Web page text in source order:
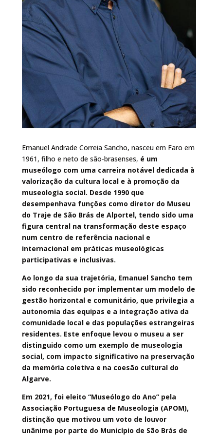
Emanuel Andrade Correia Sancho, nasceu em Faro em
1961, filho e neto de são-brasenses, é um
museólogo com uma carreira notável dedicada à
valorização da cultura local e à promoção da
museologia social. Desde 1990 que
desempenhava funções como diretor do Museu
do Traje de São Brás de Alportel, tendo sido uma
figura central na transformação deste espaço
num centro de referência nacional e
internacional em práticas museológicas
participativas e inclusivas.
Ao longo da sua trajetória, Emanuel Sancho tem
sido reconhecido por implementar um modelo de
gestão horizontal e comunitário, que privilegia a
autonomia das equipas e a integração ativa da
comunidade local e das populações estrangeiras
residentes. Este enfoque levou o museu a ser
distinguido como um exemplo de museologia
social, com impacto significativo na preservação
da memória coletiva e na coesão cultural do
Algarve.​
Em 2021, foi eleito “Museólogo do Ano” pela
Associação Portuguesa de Museologia (APOM),
distinção que motivou um voto de louvor
unânime por parte do Município de São Brás de